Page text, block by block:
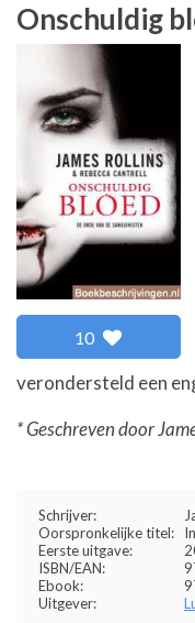
Onschuldig
10
verondersteld een
* Geschreven door
Schrijver:
Oorspronkelijke titel:
Eerste uitgave:
ISBN/EAN:
Ebook:
Uitgever: